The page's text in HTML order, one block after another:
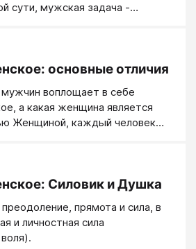
сути, мужская задача -
Женщина может
в природном мире, но
задача - создавать
отношения, управлять
основные отличия
воплощает в себе
а какая женщина является
Женщиной, каждый человек
Силовик и Душка
прямота и сила, в
и личностная сила